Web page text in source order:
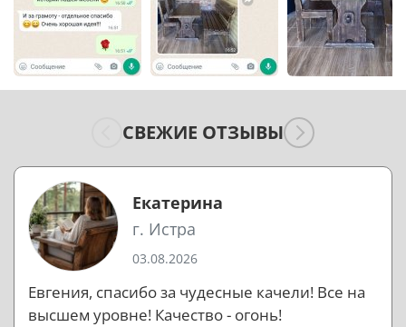
СВЕЖИЕ ОТЗЫВЫ
Екатерина
г. Истра
03.08.2026
Евгения, спасибо за чудесные качели! Все на
высшем уровне! Качество - огонь!